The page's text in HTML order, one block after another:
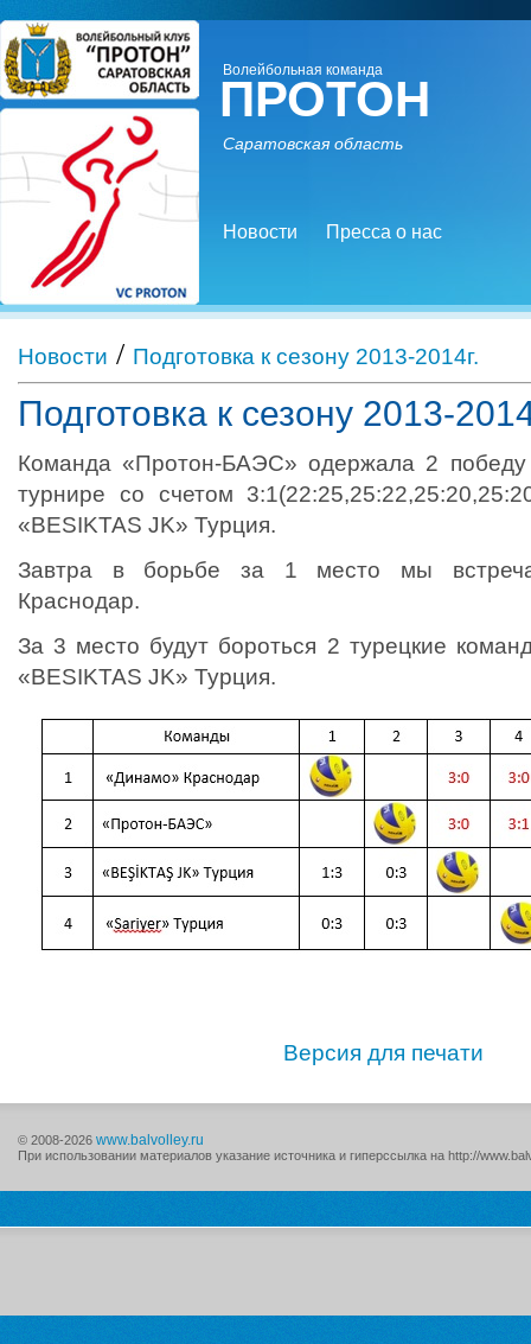
Волейбольная команда
ПРОТОН
Саратовская область
Новости Пресса о нас
Новости / Подготовка к сезону 2013-2014г.
Подготовка к сезону 2013-
Команда «Протон-БАЭС» одержала 2
турнире со счетом
«BESIKTAS JK» Турция.
Завтра в борьбе за 1 место мы
Краснодар.
За 3 место будут бороться 2 турецкие
«BESIKTAS JK» Турция.
Версия для печати
© 2008-2026 www.balvolley.ru
При использовании материалов указание источника и гиперссылка на http://